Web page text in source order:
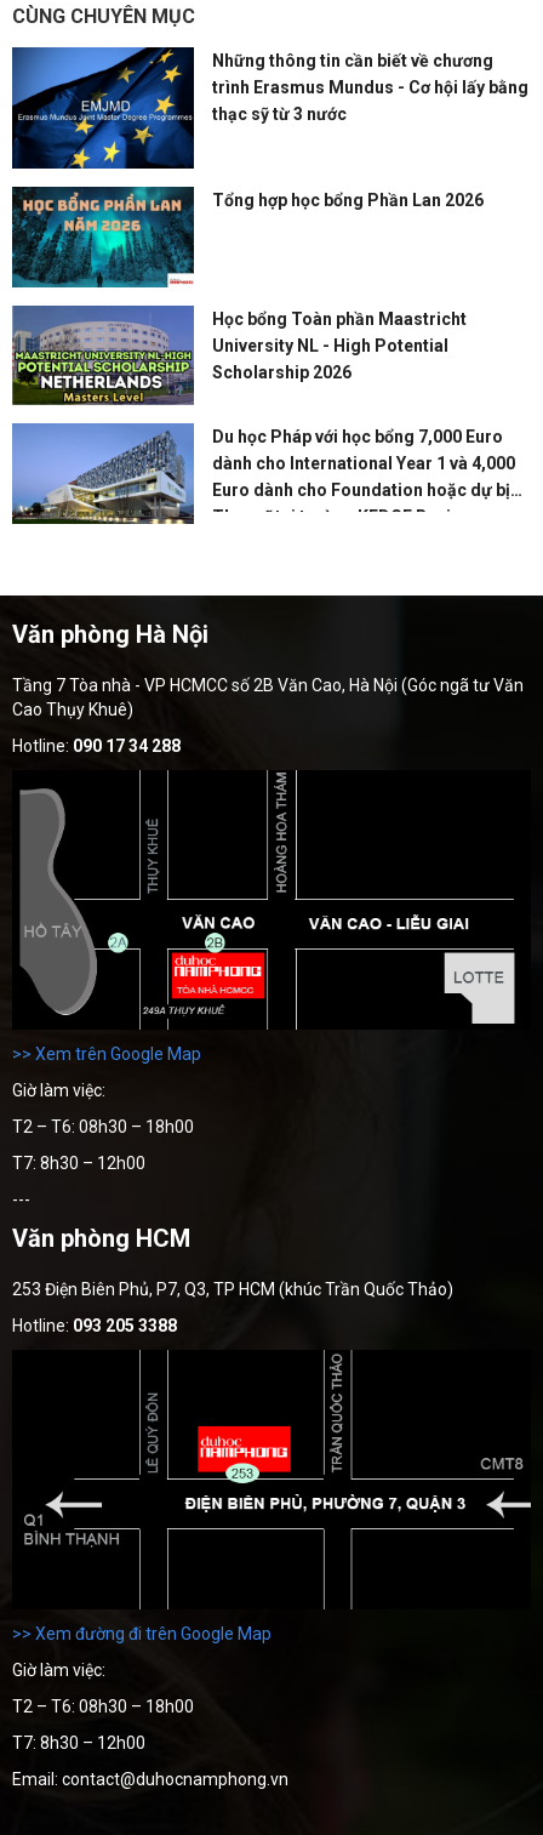
CÙNG CHUYÊN MỤC
Những thông tin cần biết về chương
trình Erasmus Mundus - Cơ hội lấy bằng
thạc sỹ từ 3 nước
Tổng hợp học bổng Phần Lan 2026
Học bổng Toàn phần Maastricht
University NL - High Potential
Scholarship 2026
Du học Pháp với học bổng 7,000 Euro
dành cho International Year 1 và 4,000
Euro dành cho Foundation hoặc dự bị
Thạc sĩ tại trường KEDGE Business
Văn phòng Hà Nội
Tầng 7 Tòa nhà - VP HCMCC số 2B Văn Cao, Hà Nội (Góc ngã tư Văn
Cao Thụy Khuê)
Hotline: 090 17 34 288
>> Xem trên Google Map
Giờ làm việc:
T2 – T6: 08h30 – 18h00
T7: 8h30 – 12h00
---
Văn phòng HCM
253 Điện Biên Phủ, P7, Q3, TP HCM (khúc Trần Quốc Thảo)
Hotline: 093 205 3388
>> Xem đường đi trên Google Map
Giờ làm việc:
T2 – T6: 08h30 – 18h00
T7: 8h30 – 12h00
Email: contact@duhocnamphong.vn